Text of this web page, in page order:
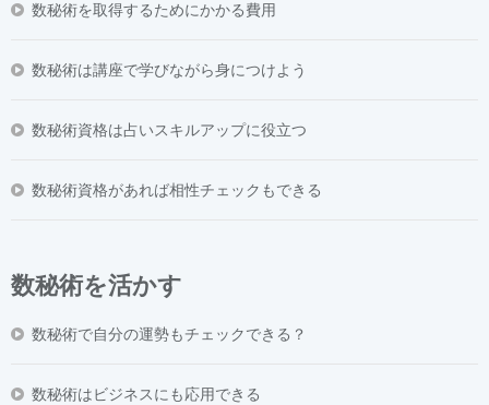
数秘術を取得するためにかかる費用
数秘術は講座で学びながら身につけよう
数秘術資格は占いスキルアップに役立つ
数秘術資格があれば相性チェックもできる
数秘術を活かす
数秘術で自分の運勢もチェックできる？
数秘術はビジネスにも応用できる